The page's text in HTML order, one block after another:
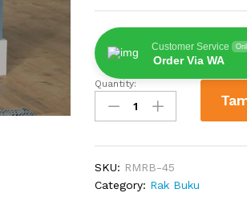
Customer Service
Order Via WA
Rak
Buku
Kayu
quantity
Quantity:
SKU: RMRB-45
Category: Rak Buku